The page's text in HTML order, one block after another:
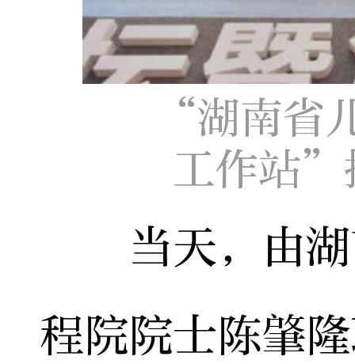
“湖南省
工作站
当天，由湖
程院院士陈肇